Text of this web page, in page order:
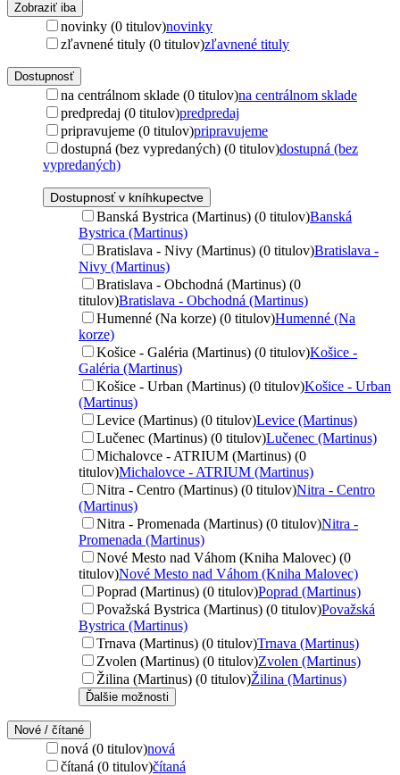
Zobraziť iba
novinky (0 titulov)novinky
zľavnené tituly (0 titulov)zľavnené tituly
Dostupnosť
na centrálnom sklade (0 titulov)na centrálnom sklade
predpredaj (0 titulov)predpredaj
pripravujeme (0 titulov)pripravujeme
dostupná (bez vypredaných) (0 titulov)dostupná (bez
vypredaných)
Dostupnosť v kníhkupectve
Banská Bystrica (Martinus) (0 titulov)Banská
Bystrica (Martinus)
Bratislava - Nivy (Martinus) (0 titulov)Bratislava -
Nivy (Martinus)
Bratislava - Obchodná (Martinus) (0
titulov)Bratislava - Obchodná (Martinus)
Humenné (Na korze) (0 titulov)Humenné (Na
korze)
Košice - Galéria (Martinus) (0 titulov)Košice -
Galéria (Martinus)
Košice - Urban (Martinus) (0 titulov)Košice - Urban
(Martinus)
Levice (Martinus) (0 titulov)Levice (Martinus)
Lučenec (Martinus) (0 titulov)Lučenec (Martinus)
Michalovce - ATRIUM (Martinus) (0
titulov)Michalovce - ATRIUM (Martinus)
Nitra - Centro (Martinus) (0 titulov)Nitra - Centro
(Martinus)
Nitra - Promenada (Martinus) (0 titulov)Nitra -
Promenada (Martinus)
Nové Mesto nad Váhom (Kniha Malovec) (0
titulov)Nové Mesto nad Váhom (Kniha Malovec)
Poprad (Martinus) (0 titulov)Poprad (Martinus)
Považská Bystrica (Martinus) (0 titulov)Považská
Bystrica (Martinus)
Trnava (Martinus) (0 titulov)Trnava (Martinus)
Zvolen (Martinus) (0 titulov)Zvolen (Martinus)
Žilina (Martinus) (0 titulov)Žilina (Martinus)
Ďalšie možnosti
Nové / čítané
nová (0 titulov)nová
čítaná (0 titulov)čítaná